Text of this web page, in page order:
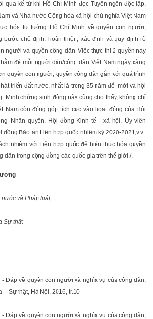
qua kể từ khi Hồ Chí Minh đọc Tuyên ngôn độc lập,
và Nhà nước Cộng hòa xã hội chủ nghĩa Việt Nam
hóa tư tưởng Hồ Chí Minh về quyền con người,
bước chế định, hoàn thiện, xác định và quy định rõ
người và quyền công dân. Việc thực thi 2 quyền này
để mỗi người dân/công dân Việt Nam ngày càng
quyền con người, quyền công dân gắn với quá trình
triển đất nước, nhất là trong 35 năm đổi mới và hội
Minh chứng sinh động này cũng cho thấy, không chỉ
Nam còn đóng góp tích cực vào hoạt động của Hội
Nhân quyền, Hội đồng Kinh tế - xã hội, Ủy viên
đồng Bảo an Liên hợp quốc nhiệm kỳ 2020-2021,v.v..
nhiệm với Liên hợp quốc để hiện thực hóa quyền
dân trong cộng đồng các quốc gia trên thế giới./.
và Pháp luật,
Sự thật
- Đáp về quyền con người và nghĩa vụ của công dân,
– Sự thật, Hà Nội, 2016, tr.10
- Đáp về quyền con người và nghĩa vụ của công dân,